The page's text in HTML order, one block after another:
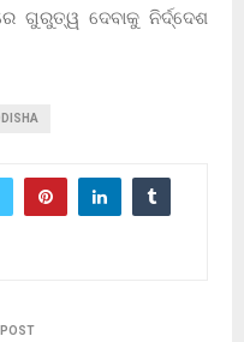
ଗୁରୁତ୍ୱ ଦେବାକୁ ନିର୍ଦ୍ଦେଶ